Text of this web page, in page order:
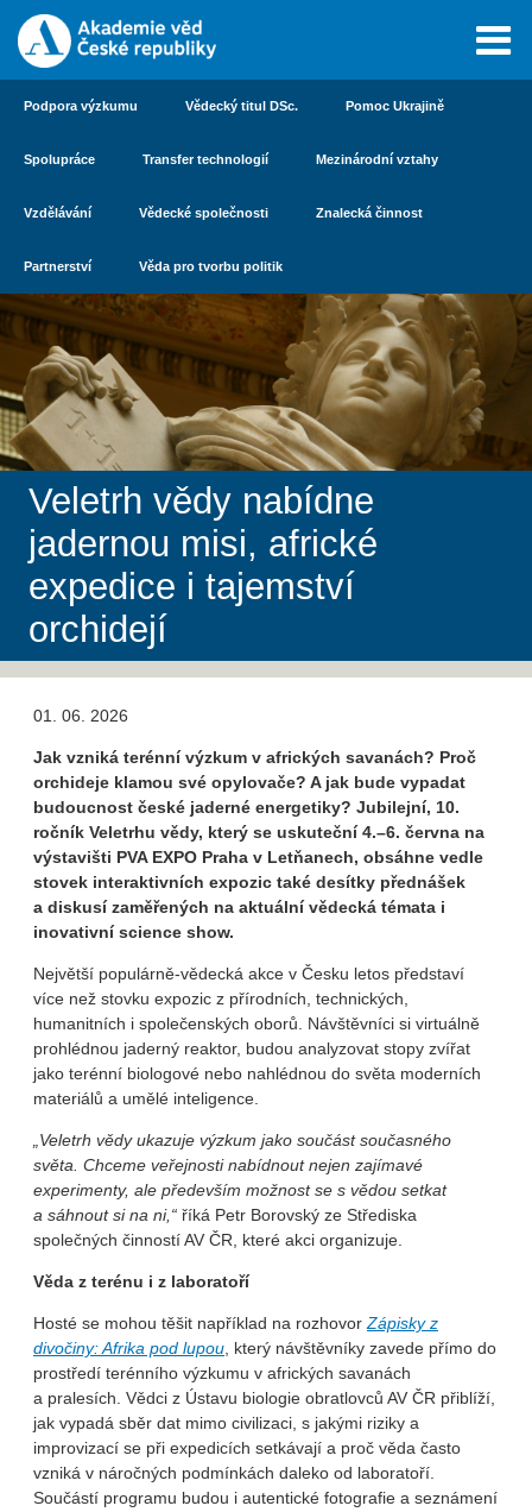
Podpora výzkumu Vědecký titul DSc. Pomoc Ukrajině
Spolupráce Transfer technologií Mezinárodní vztahy
Vzdělávání Vědecké společnosti Znalecká činnost
Partnerství Věda pro tvorbu politik
Veletrh vědy nabídne
jadernou misi, africké
expedice i tajemství
orchidejí
01. 06. 2026
Jak vzniká terénní výzkum v afrických savanách? Proč
orchideje klamou své opylovače? A jak bude vypadat
budoucnost české jaderné energetiky? Jubilejní, 10.
ročník Veletrhu vědy, který se uskuteční 4.–6. června na
výstavišti PVA EXPO Praha v Letňanech, obsáhne vedle
stovek interaktivních expozic také desítky přednášek
a diskusí zaměřených na aktuální vědecká témata i
inovativní science show.
Největší populárně-vědecká akce v Česku letos představí
více než stovku expozic z přírodních, technických,
humanitních i společenských oborů. Návštěvníci si virtuálně
prohlédnou jaderný reaktor, budou analyzovat stopy zvířat
jako terénní biologové nebo nahlédnou do světa moderních
materiálů a umělé inteligence.
„Veletrh vědy ukazuje výzkum jako součást současného
světa. Chceme veřejnosti nabídnout nejen zajímavé
experimenty, ale především možnost se s vědou setkat
a sáhnout si na ni,“ říká Petr Borovský ze Střediska
společných činností AV ČR, které akci organizuje.
Věda z terénu i z laboratoří
Hosté se mohou těšit například na rozhovorZápisky z
divočiny: Afrika pod lupou, který návštěvníky zavede přímo do
prostředí terénního výzkumu v afrických savanách
a pralesích. Vědci z Ústavu biologie obratlovců AV ČR přiblíží,
jak vypadá sběr dat mimo civilizaci, s jakými riziky a
improvizací se při expedicích setkávají a proč věda často
vzniká v náročných podmínkách daleko od laboratoří.
Součástí programu budou i autentické fotografie a seznámení